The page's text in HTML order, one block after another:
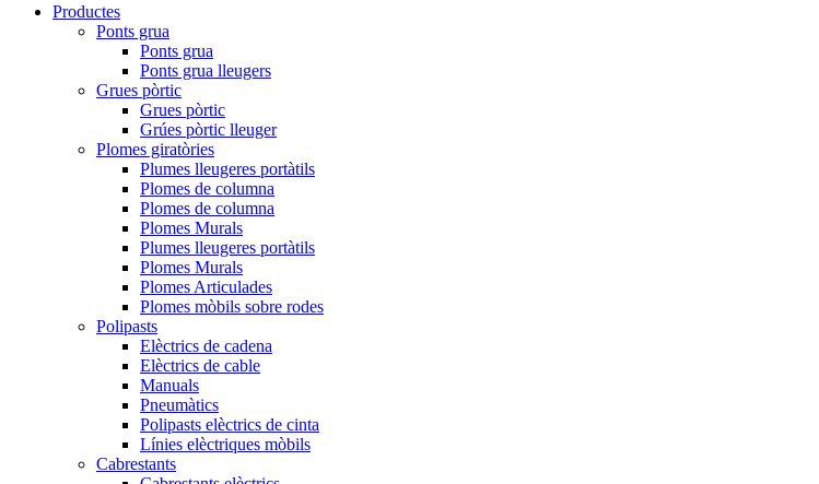
Productes
Ponts grua
Ponts grua
Ponts grua lleugers
Grues pòrtic
Grues pòrtic
Grúes pòrtic lleuger
Plomes giratòries
Plumes lleugeres portàtils
Plomes de columna
Plomes de columna
Plomes Murals
Plumes lleugeres portàtils
Plomes Murals
Plomes Articulades
Plomes mòbils sobre rodes
Polipasts
Elèctrics de cadena
Elèctrics de cable
Manuals
Pneumàtics
Polipasts elèctrics de cinta
Línies elèctriques mòbils
Cabrestants